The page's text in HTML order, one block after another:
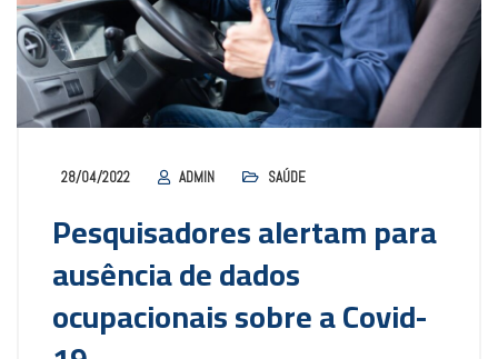
28/04/2022 ADMIN SAÚDE
Pesquisadores alertam para
ausência de dados
ocupacionais sobre a Covid-